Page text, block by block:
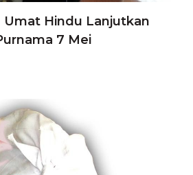
Umat Hindu Lanjutkan
7 Mei